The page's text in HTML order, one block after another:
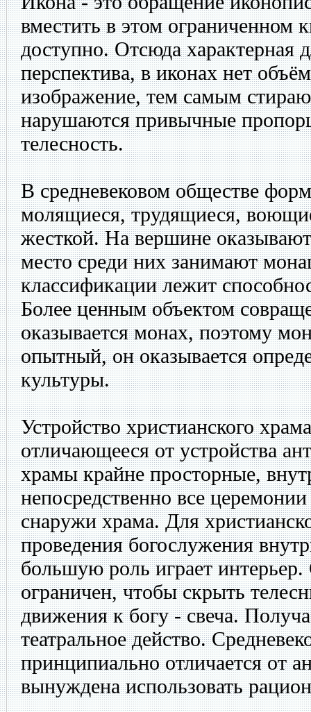
вместить в этом ограниченном
доступно. Отсюда характерная
перспектива, в иконах нет
изображение, тем самым
нарушаются привычные
телесность.
В средневековом обществе
молящиеся, трудящиеся,
жесткой. На вершине
место среди них занимают
классификации лежит
Более ценным объектом
оказывается монах, поэтому
опытный, он оказывается
культуры.
Устройство христианского
отличающееся от устройства
храмы крайне просторные,
непосредственно все церемонии
снаружи храма. Для
проведения богослужения
большую роль играет интерьер.
ограничен, чтобы скрыть
движения к богу - свеча.
театральное действо.
принципиально отличается от
вынуждена использовать